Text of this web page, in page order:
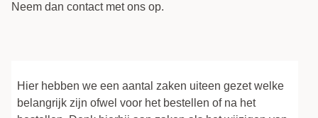
Neem dan contact met ons op.
Hier hebben we een aantal zaken uiteen gezet welke
belangrijk zijn ofwel voor het bestellen of na het